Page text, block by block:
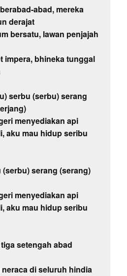
abad, mereka
derajat
bersatu, lawan penjajah
impera, bhineka tunggal
serbu (serbu) serang
menyediakan api
aku mau hidup seribu
serang (serang)
menyediakan api
aku mau hidup seribu
setengah abad
di seluruh hindia